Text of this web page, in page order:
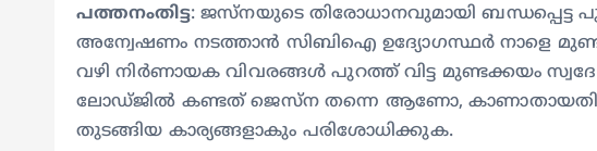
പത്തനംതിട്ട: ജസ്നയുടെ തിരോധാനവുമായി ബന്ധപ്പെട്ട
അന്വേഷണം നടത്താൻ സിബിഐ ഉദ്യോഗസ്ഥർ നാളെ
വഴി നിർണായക വിവരങ്ങൾ പുറത്ത് വിട്ട മുണ്ടക്കയം
ലോഡ്ജിൽ കണ്ടത് ജെസ്ന തന്നെ ആണോ,
തുടങ്ങിയ കാര്യങ്ങളാകും പരിശോധിക്കുക.